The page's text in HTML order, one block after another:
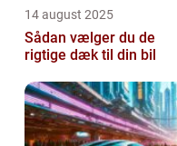
14 august 2025
Sådan vælger du de
rigtige dæk til din bil